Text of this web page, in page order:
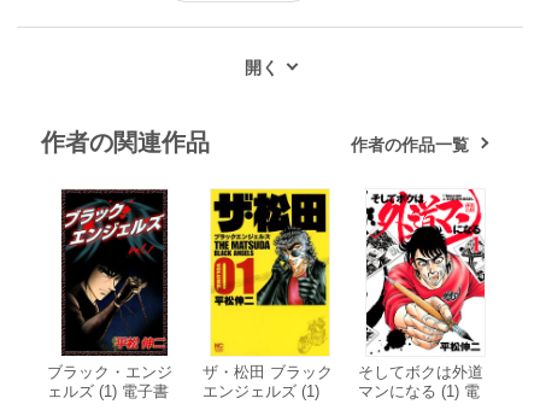
作者の関連作品 作者の作品一覧
ブラック・エンジ
ェルズ (1) 電子書
ザ・松田 ブラック
エンジェルズ (1)
そしてボクは外道
マンになる (1) 電